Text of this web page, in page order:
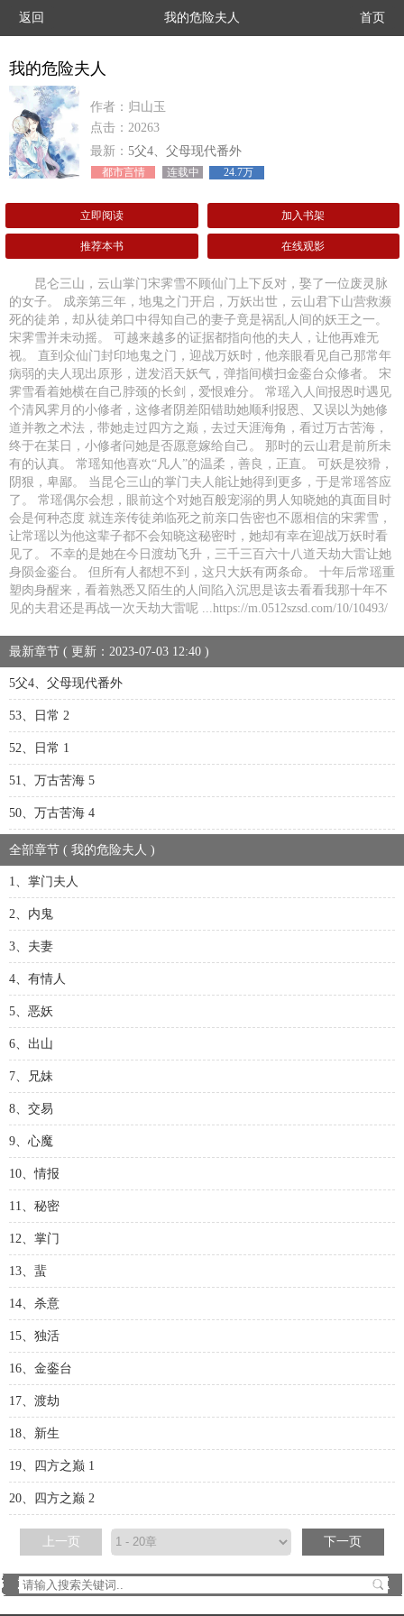
返回 我的危险夫人 首页
我的危险夫人
作者：归山玉
点击：20263
最新： 5父4、父母现代番外
都市言情 连载中 24.7万
立即阅读 加入书架
推荐本书 在线观影
昆仑三山，云山掌门宋霁雪不顾仙门上下反对，娶了一位废灵脉
的女子。 成亲第三年，地鬼之门开启，万妖出世，云山君下山营救濒
死的徒弟，却从徒弟口中得知自己的妻子竟是祸乱人间的妖王之一。
宋霁雪并未动摇。 可越来越多的证据都指向他的夫人，让他再难无
视。 直到众仙门封印地鬼之门，迎战万妖时，他亲眼看见自己那常年
病弱的夫人现出原形，迸发滔天妖气，弹指间横扫金銮台众修者。 宋
霁雪看着她横在自己脖颈的长剑，爱恨难分。 常瑶入人间报恩时遇见
个清风霁月的小修者，这修者阴差阳错助她顺利报恩、又误以为她修
道并教之术法，带她走过四方之巅，去过天涯海角，看过万古苦海，
终于在某日，小修者问她是否愿意嫁给自己。 那时的云山君是前所未
有的认真。 常瑶知他喜欢“凡人”的温柔，善良，正直。 可妖是狡猾，
阴狠，卑鄙。 当昆仑三山的掌门夫人能让她得到更多，于是常瑶答应
了。 常瑶偶尔会想，眼前这个对她百般宠溺的男人知晓她的真面目时
会是何种态度 就连亲传徒弟临死之前亲口告密也不愿相信的宋霁雪，
让常瑶以为他这辈子都不会知晓这秘密时，她却有幸在迎战万妖时看
见了。 不幸的是她在今日渡劫飞升，三千三百六十八道天劫大雷让她
身陨金銮台。 但所有人都想不到，这只大妖有两条命。 十年后常瑶重
塑肉身醒来，看着熟悉又陌生的人间陷入沉思是该去看看我那十年不
见的夫君还是再战一次天劫大雷呢 ...https://m.0512szsd.com/10/10493/
最新章节 ( 更新：2023-07-03 12:40 )
5父4、父母现代番外
53、日常 2
52、日常 1
51、万古苦海 5
50、万古苦海 4
全部章节 ( 我的危险夫人 )
1、掌门夫人
2、内鬼
3、夫妻
4、有情人
5、恶妖
6、出山
7、兄妹
8、交易
9、心魔
10、情报
11、秘密
12、掌门
13、蜚
14、杀意
15、独活
16、金銮台
17、渡劫
18、新生
19、四方之巅 1
20、四方之巅 2
上一页 下一页